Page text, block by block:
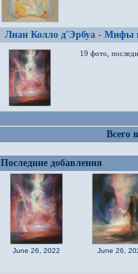
Лиан Колло д'Эрбуа - Мифы
19 фото,
Всего
Последние добавления
June 26, 2022 June 26,